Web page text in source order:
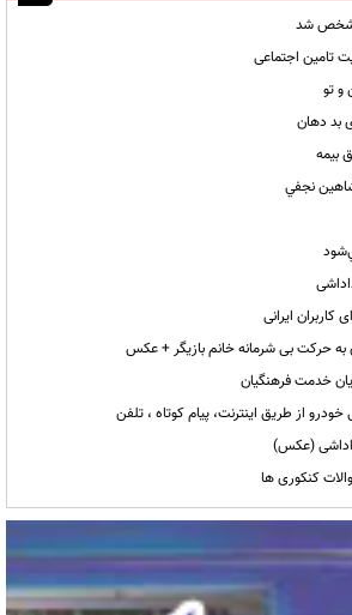
مشخص شد
تامین اجتماعی
تو
بیمه
نجفي
حرکت بی شرمانه خانم بازیگر + عکس
از طریق اینترنت، پیام کوتاه ، تلفن
(عکس)
کنکوری ها